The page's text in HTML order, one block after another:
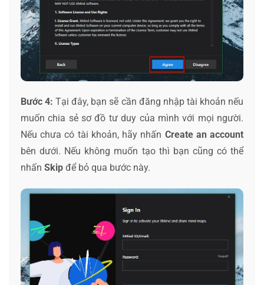
Bước 4: Tại đây, bạn sẽ cần đăng nhập tài khoản nếu
muốn chia sẻ sơ đồ tư duy của mình với mọi người.
Nếu chưa có tài khoản, hãy nhấn Create an account
bên dưới. Nếu không muốn tạo thì bạn cũng có thể
nhấn Skip để bỏ qua bước này.